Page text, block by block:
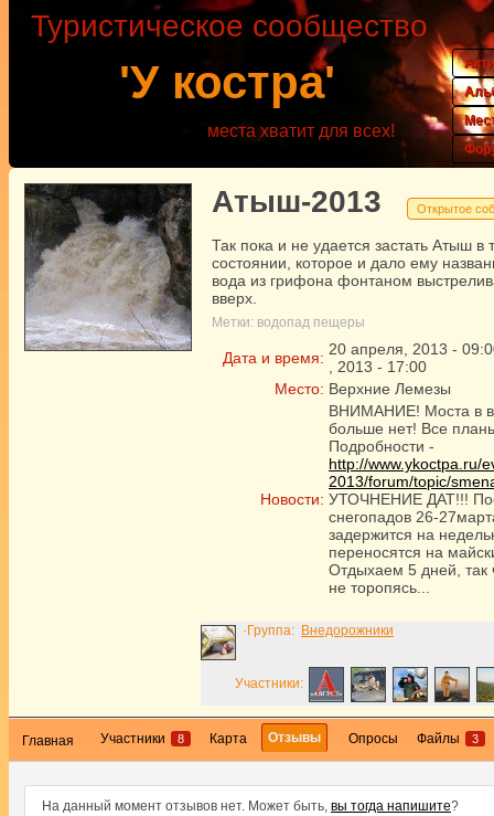
'У костра'
Туристическое сообщество
места хватит для всех!
Атыш-2013 Открытое
Так пока и не удается застать Атыш в
состоянии, которое и дало ему
вода из грифона фонтаном
вверх.
Метки: водопад пещеры
Дата и время: 20 апреля 2013 -
2013 - 17:00
Место: Верхние Лемезы
Новости:
ВНИМАНИЕ! Моста в
больше нет! Все
Подробности -
http://www.ykoctpa.ru/
2013/forum/topic/
УТОЧНЕНИЕ ДАТ!!!
снегопадов 26-
задержится на
переносятся на
Отдыхаем 5 дней, так
не торопясь...
·Группа: Внедорожники
Участники:
Главная Участники 8 Карта Отзывы Опросы Файлы 3
На данный момент отзывов нет. Может быть, вы тогда напишите?